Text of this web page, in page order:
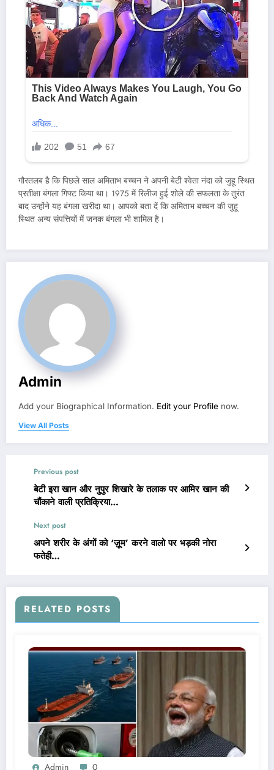
गौरतलब है कि पिछले साल अमिताभ बच्चन ने अपनी बेटी श्वेता नंदा को जुहू स्थित
प्रतीक्षा बंगला गिफ्ट किया था। 1975 में रिलीज हुई शोले की सफलता के तुरंत
बाद उन्होंने यह बंगला खरीदा था। आपको बता दें कि अमिताभ बच्चन की जुहू
स्थित अन्य संपत्तियों में जनक बंगला भी शामिल है।
Admin
Add your Biographical Information. Edit your Profile now.
View All Posts
Previous post
बेटी इरा खान और नुपुर शिखारे के तलाक पर आमिर खान की
चौंकाने वाली प्रतिक्रिया…
Next post
अपने शरीर के अंगों को ‘ज़ूम’ करने वालो पर भड़की नोरा
फतेही…
RELATED POSTS
Admin 0